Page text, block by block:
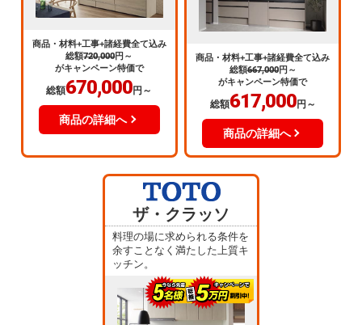
商品・材料+工事+諸経費全て込み
総額720,000円～
がキャンペーン特価で
総額670,000円～
商品の詳細へ
商品・材料+工事+諸経費全て込み
総額667,000円～
がキャンペーン特価で
総額617,000円～
商品の詳細へ
ザ・クラッソ
料理の場に求められる条件を
余すことなく満たした上質キ
ッチン。